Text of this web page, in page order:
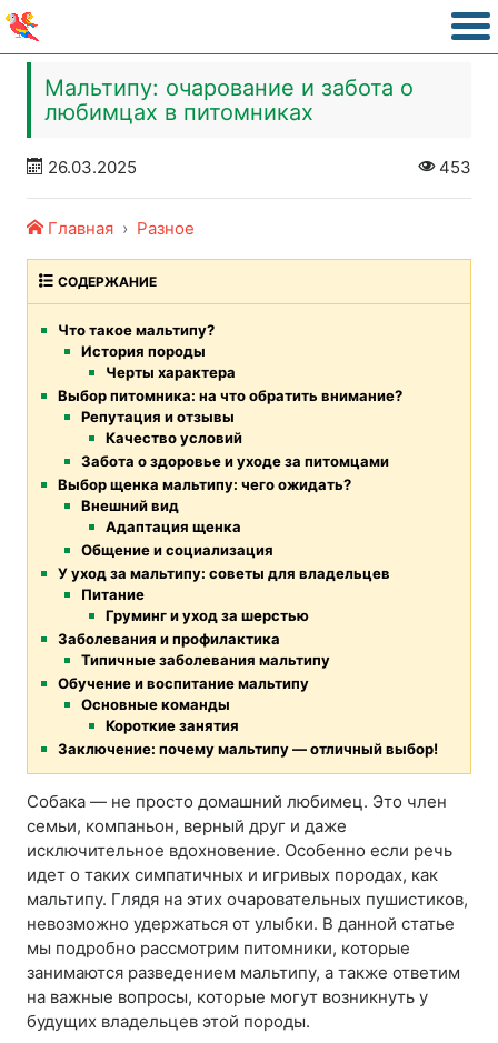
Мальтипу: очарование и забота о
любимцах в питомниках
26.03.2025 453
Главная Разное
СОДЕРЖАНИЕ
Что такое мальтипу?
История породы
Черты характера
Выбор питомника: на что обратить внимание?
Репутация и отзывы
Качество условий
Забота о здоровье и уходе за питомцами
Выбор щенка мальтипу: чего ожидать?
Внешний вид
Адаптация щенка
Общение и социализация
У уход за мальтипу: советы для владельцев
Питание
Груминг и уход за шерстью
Заболевания и профилактика
Типичные заболевания мальтипу
Обучение и воспитание мальтипу
Основные команды
Короткие занятия
Заключение: почему мальтипу — отличный выбор!
Собака — не просто домашний любимец. Это член
семьи, компаньон, верный друг и даже
исключительное вдохновение. Особенно если речь
идет о таких симпатичных и игривых породах, как
мальтипу. Глядя на этих очаровательных пушистиков,
невозможно удержаться от улыбки. В данной статье
мы подробно рассмотрим питомники, которые
занимаются разведением мальтипу, а также ответим
на важные вопросы, которые могут возникнуть у
будущих владельцев этой породы.